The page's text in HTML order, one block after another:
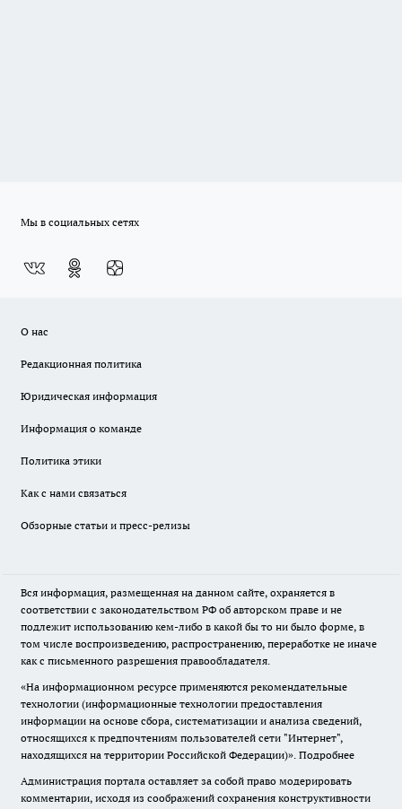
Мы в социальных сетях
О нас
Редакционная политика
Юридическая информация
Информация о команде
Политика этики
Как с нами связаться
Обзорные статьи и пресс-релизы
Вся информация, размещенная на данном сайте, охраняется в
соответствии с законодательством РФ об авторском праве и не
подлежит использованию кем-либо в какой бы то ни было форме, в
том числе воспроизведению, распространению, переработке не иначе
как с письменного разрешения правообладателя.
«На информационном ресурсе применяются рекомендательные
технологии (информационные технологии предоставления
информации на основе сбора, систематизации и анализа сведений,
относящихся к предпочтениям пользователей сети "Интернет",
находящихся на территории Российской Федерации)». Подробнее
Администрация портала оставляет за собой право модерировать
комментарии, исходя из соображений сохранения конструктивности